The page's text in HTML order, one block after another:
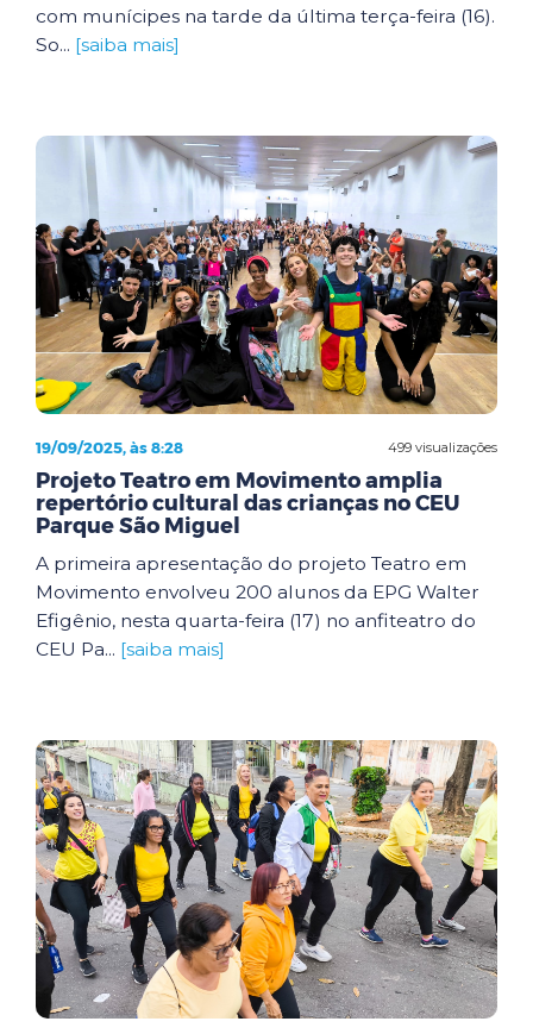
com munícipes na tarde da última terça-feira (16).
So... [saiba mais]
499 visualizações
19/09/2025, às 8:28
Projeto Teatro em Movimento amplia
repertório cultural das crianças no CEU
Parque São Miguel
A primeira apresentação do projeto Teatro em
Movimento envolveu 200 alunos da EPG Walter
Efigênio, nesta quarta-feira (17) no anfiteatro do
CEU Pa... [saiba mais]